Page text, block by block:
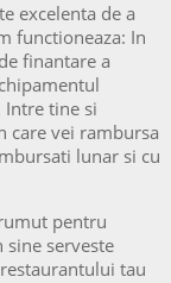
excelenta de a
functioneaza: In
finantare a
Intre tine si
care vei rambursa
lunar si cu
pentru
sine serveste
tau